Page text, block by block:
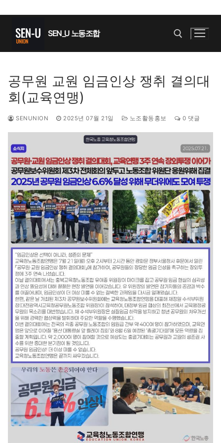
SEN_U 노동조합
검색 :
공무원 교원 임금인상 쟁취 결의대
회(교육연맹)
SENUNION 2025년 07월 21일 노조활동홍보 0 댓글